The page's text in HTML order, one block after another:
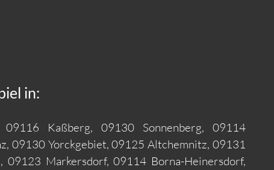
in:
Kaßberg, 09130 Sonnenberg, 09114
09130 Yorckgebiet, 09125 Altchemnitz, 09131
Markersdorf, 09114 Borna-Heinersdorf,